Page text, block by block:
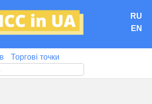
RU
EN
Торгові точки